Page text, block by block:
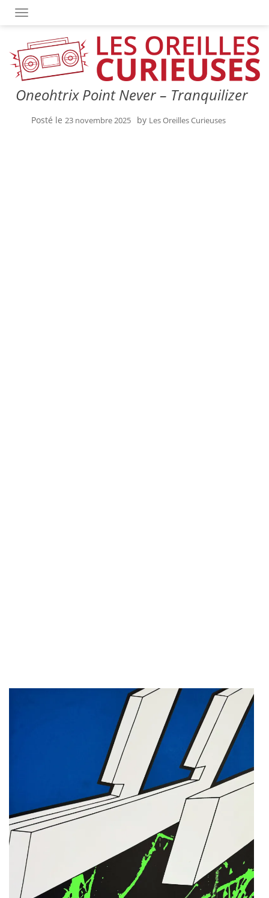
OUVRIR/FERMER LA NAVIGATION
Oneohtrix Point Never – Tranquilizer
Posté le 23 novembre 2025 by Les Oreilles Curieuses